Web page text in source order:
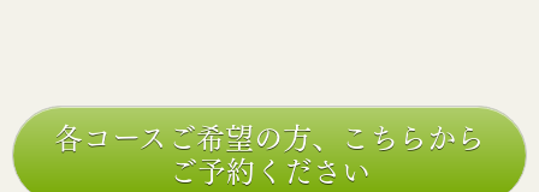
各コースご希望の方、こちらから
ご予約ください